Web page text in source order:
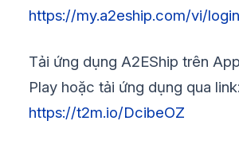
https://my.a2eship.com/vi/
Tải ứng dụng A2EShip trên
Play hoặc tải ứng dụng qua link:
https://t2m.io/DcibeOZ